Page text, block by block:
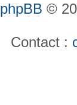
phpBB ©
Contact :